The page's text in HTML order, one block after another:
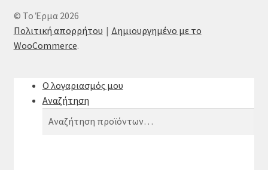
© Το Έρμα 2026
Πολιτική απορρήτου
Δημιουργημένο με το
WooCommerce.
Ο λογαριασμός μου
Αναζήτηση
Αναζήτηση
Αναζήτηση